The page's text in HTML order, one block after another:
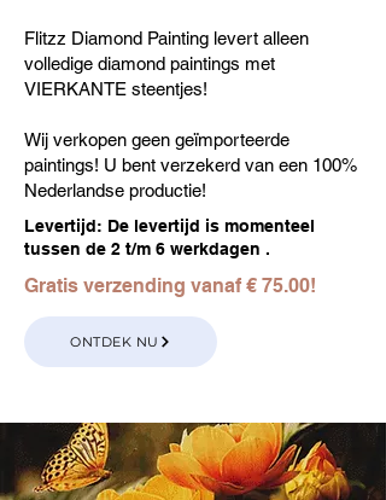
Flitzz Diamond Painting levert alleen
volledige diamond paintings met
VIERKANTE steentjes!
Wij verkopen geen geïmporteerde
paintings! U bent verzekerd van een 100%
Nederlandse productie!
Levertijd: De levertijd is momenteel
tussen de 2 t/m 6 werkdagen .
Gratis verzending vanaf € 75.00!
ONTDEK NU